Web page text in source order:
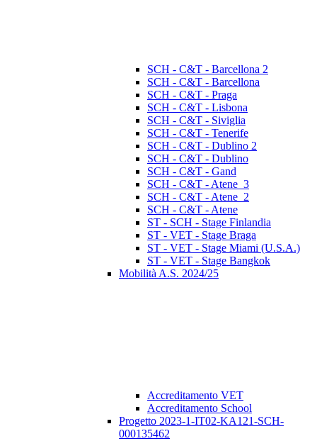
SCH - C&T - Barcellona 2
SCH - C&T - Barcellona
SCH - C&T - Praga
SCH - C&T - Lisbona
SCH - C&T - Siviglia
SCH - C&T - Tenerife
SCH - C&T - Dublino 2
SCH - C&T - Dublino
SCH - C&T - Gand
SCH - C&T - Atene_3
SCH - C&T - Atene_2
SCH - C&T - Atene
ST - SCH - Stage Finlandia
ST - VET - Stage Braga
ST - VET - Stage Miami (U.S.A.)
ST - VET - Stage Bangkok
Mobilità A.S. 2024/25
Accreditamento VET
Accreditamento School
Progetto 2023-1-IT02-KA121-SCH-
000135462